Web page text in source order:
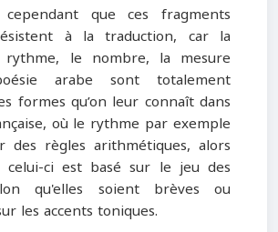
que ces fragments
à la traduction, car la
rythme, le nombre, la mesure
arabe sont totalement
formes qu’on leur connaît dans
où le rythme par exemple
des règles arithmétiques, alors
celui-ci est basé sur le jeu des
qu'elles soient brèves ou
les accents toniques.